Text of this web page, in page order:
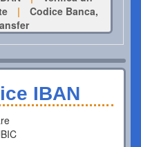
|
Codice Banca,
IBAN